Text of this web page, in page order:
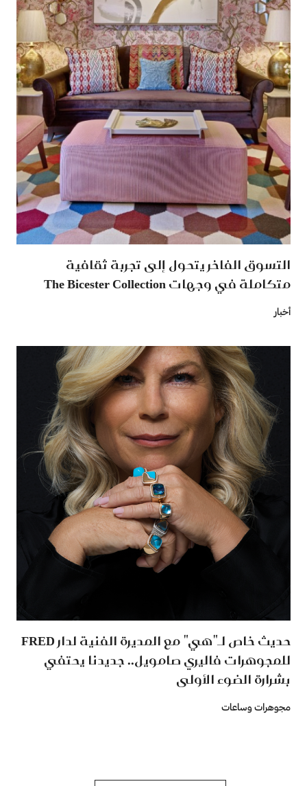
التسوق الفاخر يتحول إلى تجربة ثقافية
متكاملة في وجهات The Bicester Collection
أخبار
حديث خاص لـ"هي" مع المديرة الفنية لدار FRED
للمجوهرات فاليري صامويل.. جديدنا يحتفي
بشرارة الضوء الأولى
مجوهرات وساعات